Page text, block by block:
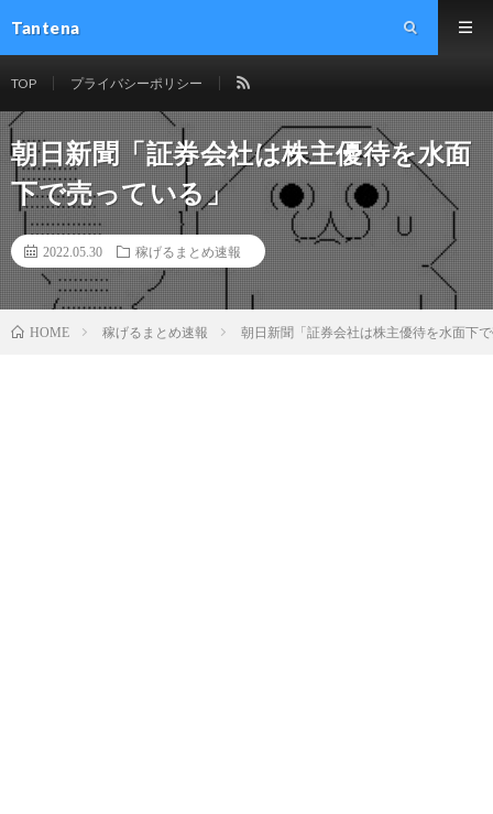
Tantena
TOP プライバシーポリシー
朝日新聞「証券会社は株主優待を水面
下で売っている」
2022.05.30 稼げるまとめ速報
HOME 稼げるまとめ速報 朝日新聞「証券会社は株主優待を水面下